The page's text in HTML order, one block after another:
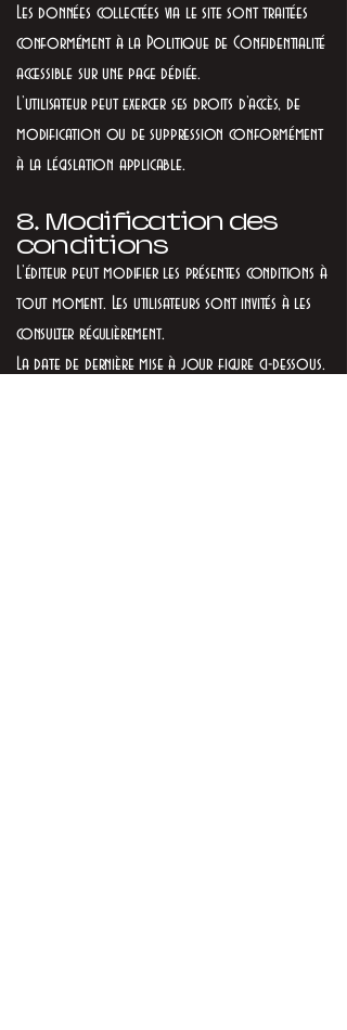
Les données collectées via le site sont traitées
conformément à la Politique de Confidentialité
accessible sur une page dédiée.
L’utilisateur peut exercer ses droits d’accès, de
modification ou de suppression conformément
à la législation applicable.
8. Modification des
conditions
L’éditeur peut modifier les présentes conditions à
tout moment. Les utilisateurs sont invités à les
consulter régulièrement.
La date de dernière mise à jour figure ci-dessous.